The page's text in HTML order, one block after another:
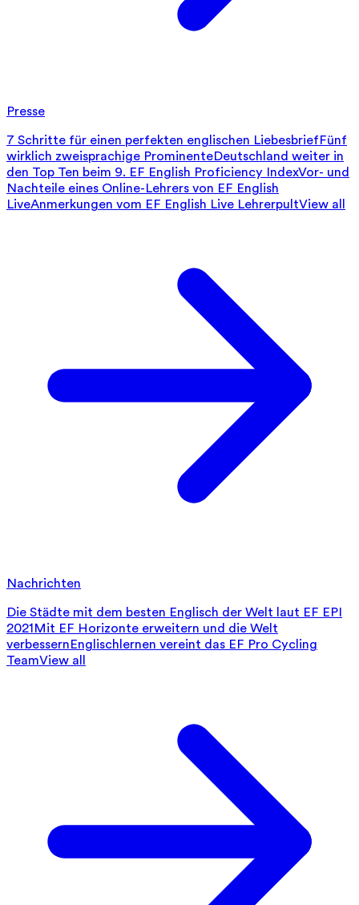
Presse
7 Schritte für einen perfekten englischen LiebesbriefFünf
wirklich zweisprachige ProminenteDeutschland weiter in
den Top Ten beim 9. EF English Proficiency IndexVor- und
Nachteile eines Online-Lehrers von EF English
LiveAnmerkungen vom EF English Live LehrerpultView all
Nachrichten
Die Städte mit dem besten Englisch der Welt laut EF EPI
2021Mit EF Horizonte erweitern und die Welt
verbessernEnglischlernen vereint das EF Pro Cycling
TeamView all